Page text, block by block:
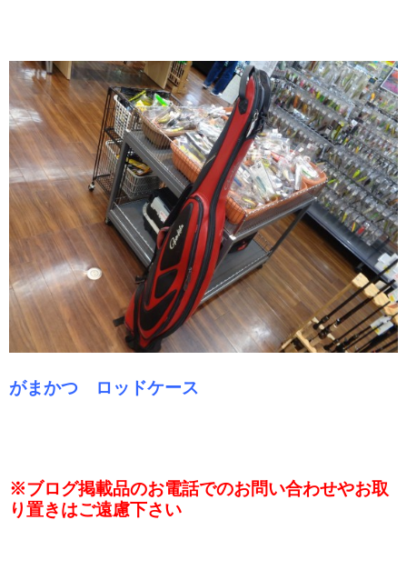
がまかつ ロッドケース
※ブログ掲載品のお電話でのお問い合わせやお取
り置きはご遠慮下さい